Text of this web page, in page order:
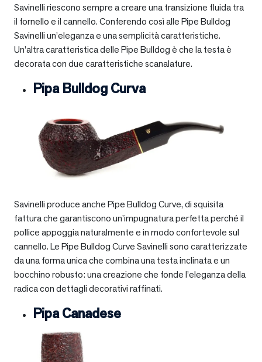
Savinelli riescono sempre a creare una transizione fluida tra
il fornello e il cannello. Conferendo così alle Pipe Bulldog
Savinelli un’eleganza e una semplicità caratteristiche.
Un’altra caratteristica delle Pipe Bulldog è che la testa è
decorata con due caratteristiche scanalature.
Pipa Bulldog Curva
Savinelli produce anche Pipe Bulldog Curve, di squisita
fattura che garantiscono un’impugnatura perfetta perché il
pollice appoggia naturalmente e in modo confortevole sul
cannello. Le Pipe Bulldog Curve Savinelli sono caratterizzate
da una forma unica che combina una testa inclinata e un
bocchino robusto: una creazione che fonde l’eleganza della
radica con dettagli decorativi raffinati.
Pipa Canadese